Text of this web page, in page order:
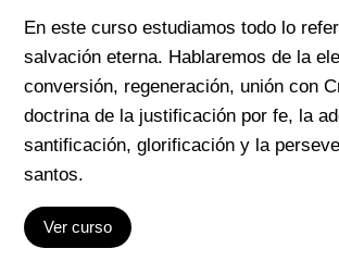
En este curso estudiamos todo lo
salvación eterna. Hablaremos de la
conversión, regeneración, unión con
doctrina de la justificación por fe, la
santificación, glorificación y la
santos.
Ver curso